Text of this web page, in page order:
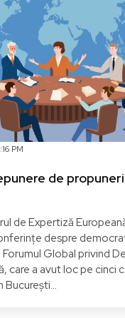
PM
de
de Expertiză
despre
Global privind
care a avut loc pe cinci
București...